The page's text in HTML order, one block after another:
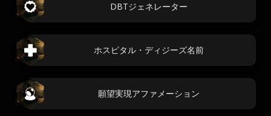
DBTジェネレーター
ホスピタル・ディジーズ名前
願望実現アファメーション